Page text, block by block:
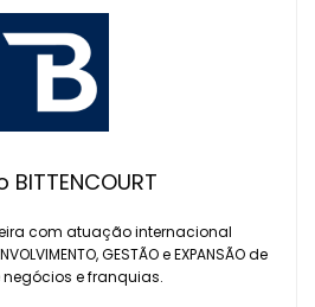
BITTENCOURT
com atuação internacional
GESTÃO e EXPANSÃO de
negócios e franquias.